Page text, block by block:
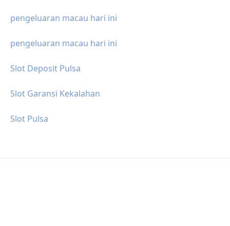
pengeluaran macau hari ini
pengeluaran macau hari ini
Slot Deposit Pulsa
Slot Garansi Kekalahan
Slot Pulsa